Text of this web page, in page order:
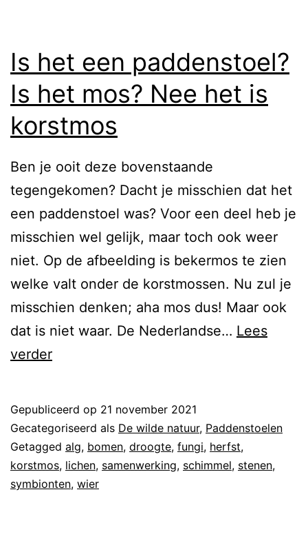
Is het een paddenstoel?
Is het mos? Nee het is
korstmos
Ben je ooit deze bovenstaande
tegengekomen? Dacht je misschien dat het
een paddenstoel was? Voor een deel heb je
misschien wel gelijk, maar toch ook weer
niet. Op de afbeelding is bekermos te zien
welke valt onder de korstmossen. Nu zul je
misschien denken; aha mos dus! Maar ook
dat is niet waar. De Nederlandse… Lees
verder
Gepubliceerd op 21 november 2021
Gecategoriseerd als De wilde natuur, Paddenstoelen
Getagged alg, bomen, droogte, fungi, herfst,
korstmos, lichen, samenwerking, schimmel, stenen,
symbionten, wier